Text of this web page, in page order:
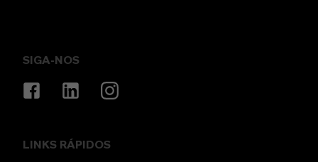
SIGA-NOS
LINKS RÁPIDOS